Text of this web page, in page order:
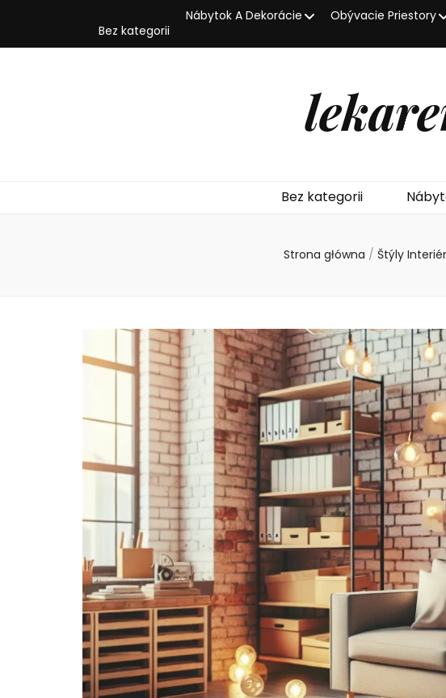
Bez kategorii
Nábytok A Dekorácie Obývacie Priestory
Bez kategorii
Strona główna / Štýly